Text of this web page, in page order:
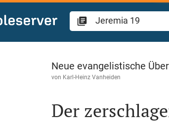
Jeremia 19
Neue evangelistische
von Karl-Heinz Vanheiden
Der